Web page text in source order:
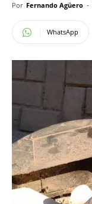
Por Fernando Agüero -
WhatsApp